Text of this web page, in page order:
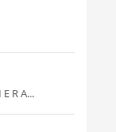
R A...